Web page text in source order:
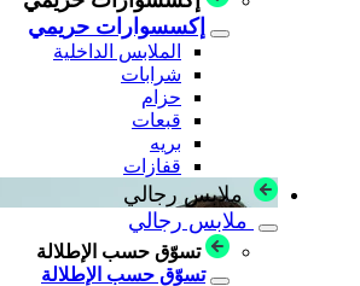
إكسسوارات حريمي
الملابس الداخلية
شرابات
حزام
قبعات
بريه
قفازات
ملابس رجالي
ملابس رجالي
تسوّق حسب الإطلالة
تسوّق حسب الإطلالة